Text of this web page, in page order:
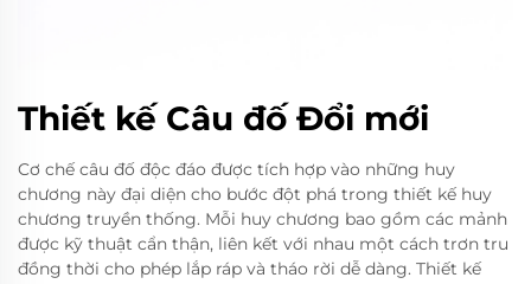
Thiết kế Câu đố Đổi mới
Cơ chế câu đố độc đáo được tích hợp vào những huy
chương này đại diện cho bước đột phá trong thiết kế huy
chương truyền thống. Mỗi huy chương bao gồm các mảnh
được kỹ thuật cẩn thận, liên kết với nhau một cách trơn tru
đồng thời cho phép lắp ráp và tháo rời dễ dàng. Thiết kế